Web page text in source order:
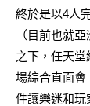
終於是以4人
（目前也就
之下，任天
場綜合直面會
件讓樂迷和玩